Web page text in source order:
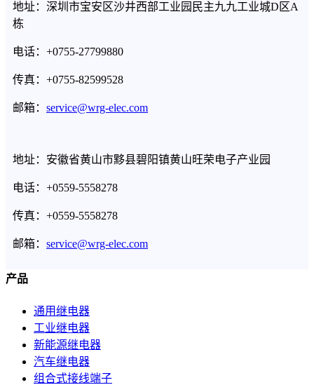
地址：深圳市宝安区沙井西部工业园民主九九工业城D区A
栋
电话：+0755-27799880
传真：+0755-82599528
邮箱： service@wrg-elec.com
地址：安徽省黄山市黟县碧阳镇黄山旺荣电子产业园
电话：+0559-5558278
传真：+0559-5558278
邮箱： service@wrg-elec.com
产品
通用继电器
工业继电器
新能源继电器
汽车继电器
组合式接线端子